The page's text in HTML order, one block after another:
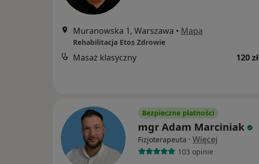
Muranowska 1, Warszawa • Mapa
Rehabilitacja Etos Zdrowie
Masaż klasyczny 120 zł
Bezpieczne płatności
mgr Adam Marciniak
Fizjoterapeuta · Więcej
103 opinie